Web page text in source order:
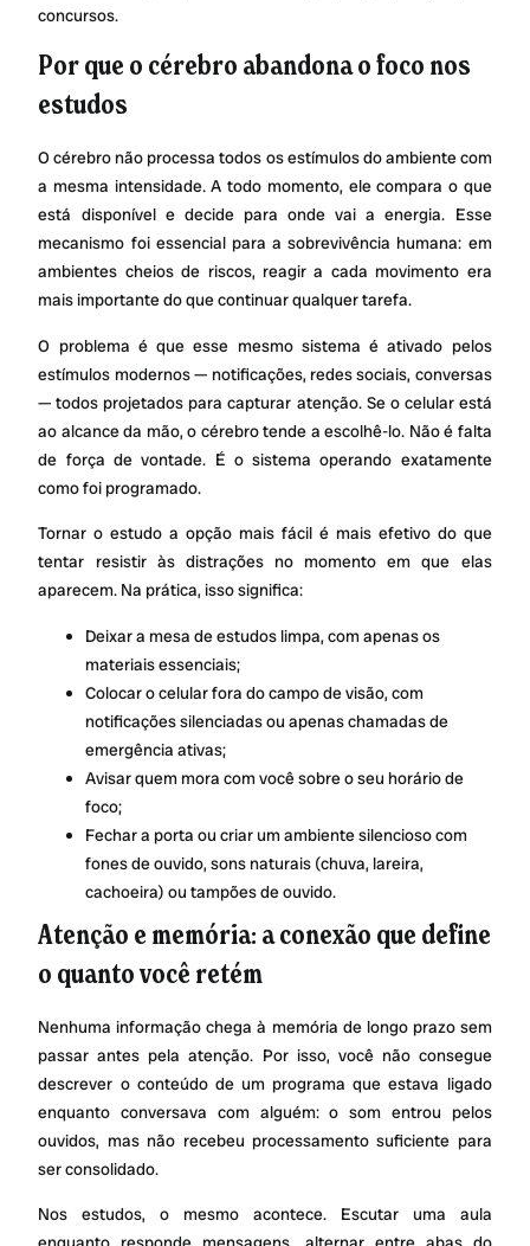
concursos.
Por que o cérebro abandona o foco nos
estudos
O cérebro não processa todos os estímulos do ambiente com
a mesma intensidade. A todo momento, ele compara o que
está disponível e decide para onde vai a energia. Esse
mecanismo foi essencial para a sobrevivência humana: em
ambientes cheios de riscos, reagir a cada movimento era
mais importante do que continuar qualquer tarefa.
O problema é que esse mesmo sistema é ativado pelos
estímulos modernos — notificações, redes sociais, conversas
— todos projetados para capturar atenção. Se o celular está
ao alcance da mão, o cérebro tende a escolhê-lo. Não é falta
de força de vontade. É o sistema operando exatamente
como foi programado.
Tornar o estudo a opção mais fácil é mais efetivo do que
tentar resistir às distrações no momento em que elas
aparecem. Na prática, isso significa:
Deixar a mesa de estudos limpa, com apenas os
materiais essenciais;
Colocar o celular fora do campo de visão, com
notificações silenciadas ou apenas chamadas de
emergência ativas;
Avisar quem mora com você sobre o seu horário de
foco;
Fechar a porta ou criar um ambiente silencioso com
fones de ouvido, sons naturais (chuva, lareira,
cachoeira) ou tampões de ouvido.
Atenção e memória: a conexão que define
o quanto você retém
Nenhuma informação chega à memória de longo prazo sem
passar antes pela atenção. Por isso, você não consegue
descrever o conteúdo de um programa que estava ligado
enquanto conversava com alguém: o som entrou pelos
ouvidos, mas não recebeu processamento suficiente para
ser consolidado.
Nos estudos, o mesmo acontece. Escutar uma aula